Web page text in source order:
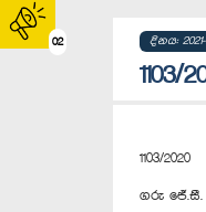
02 දිනය: 2021-
1103/2020
ගරු